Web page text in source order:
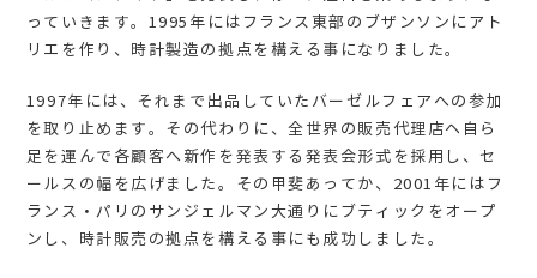
っていきます。1995年にはフランス東部のブザンソンにアト
リエを作り、時計製造の拠点を構える事になりました。
1997年には、それまで出品していたバーゼルフェアへの参加
を取り止めます。その代わりに、全世界の販売代理店ヘ自ら
足を運んで各顧客へ新作を発表する発表会形式を採用し、セ
ールスの幅を広げました。その甲斐あってか、2001年にはフ
ランス・パリのサンジェルマン大通りにブティックをオープ
ンし、時計販売の拠点を構える事にも成功しました。